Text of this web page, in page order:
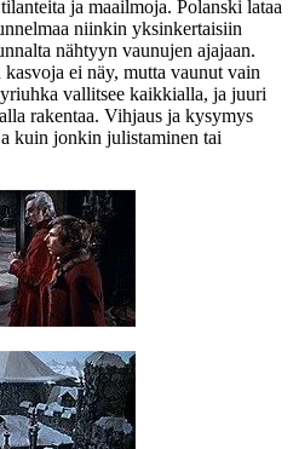
ja maailmoja. Polanski lataa
niinkin yksinkertaisiin
nähtyyn vaunujen ajajaan.
ei näy, mutta vaunut vain
vallitsee kaikkialla, ja juuri
rakentaa. Vihjaus ja kysymys
kuin jonkin julistaminen tai